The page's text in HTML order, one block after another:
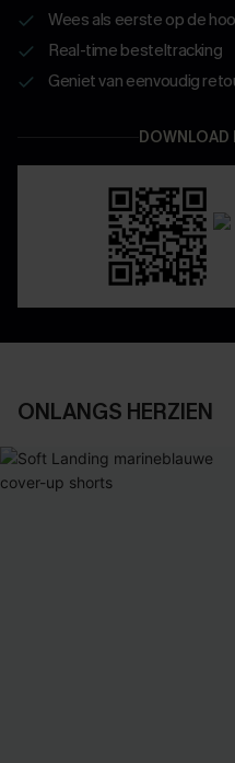
Wees als eerste op de
Real-time besteltracking
Geniet van eenvoudig
DOWNLOAD
ONLANGS HERZIEN